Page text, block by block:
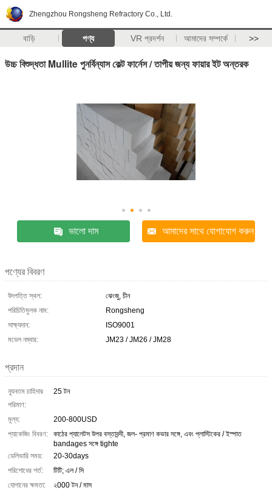
Zhengzhou Rongsheng Refractory Co., Ltd.
বাড়ি পণ্য VR প্রদর্শন আমাদের সম্পর্কে >>
উচ্চ বিশুদ্ধতা Mullite পুনর্বিন্যাস কেল্ট ফার্নেস / তাপীয় জন্য ফায়ার ইট অন্তরক
ভালো দাম আমাদের সাথে যোগাযোগ করুন
পণ্যের বিবরণ
উৎপত্তি স্থল:
ঝেংজু, চীন
পরিচিতিমুলক নাম:
Rongsheng
সাক্ষ্যদান:
ISO9001
মডেল নম্বার:
JM23 / JM26 / JM28
প্রদান
ন্যূনতম চাহিদার
পরিমাণ:
25 টন
মূল্য:
200-800USD
প্যাকেজিং বিবরণ:
কাঠের প্যালেটস উপর বস্তাবন্দী, জল- প্রমাণ কভার সঙ্গে, এবং প্লাস্টিকের / ইস্পাত
bandages সঙ্গে tighte
ডেলিভারি সময়:
20-30days
পরিশোধের শর্ত:
টিটি; এল / সি
যোগানের ক্ষমতা:
২000 টন / মাস